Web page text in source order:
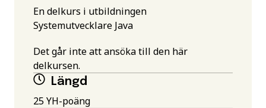
En delkurs i utbildningen
Systemutvecklare Java
Det går inte att ansöka till den här
delkursen.
Längd
25 YH-poäng